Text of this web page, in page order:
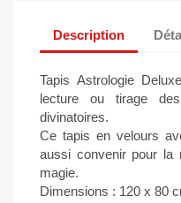
Description
Tapis Astrologie
lecture ou tirage
divinatoires.
Ce tapis en velours
aussi convenir pour la
magie.
Dimensions : 120 x 80